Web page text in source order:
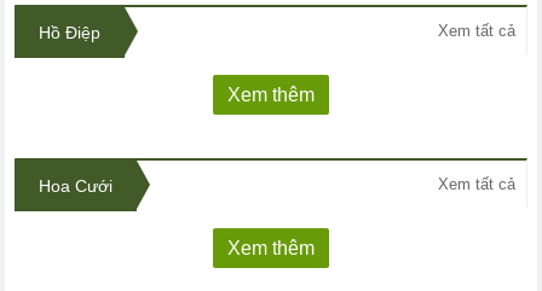
Hồ Điệp Xem tất cả
Xem thêm
Hoa Cưới Xem tất cả
Xem thêm